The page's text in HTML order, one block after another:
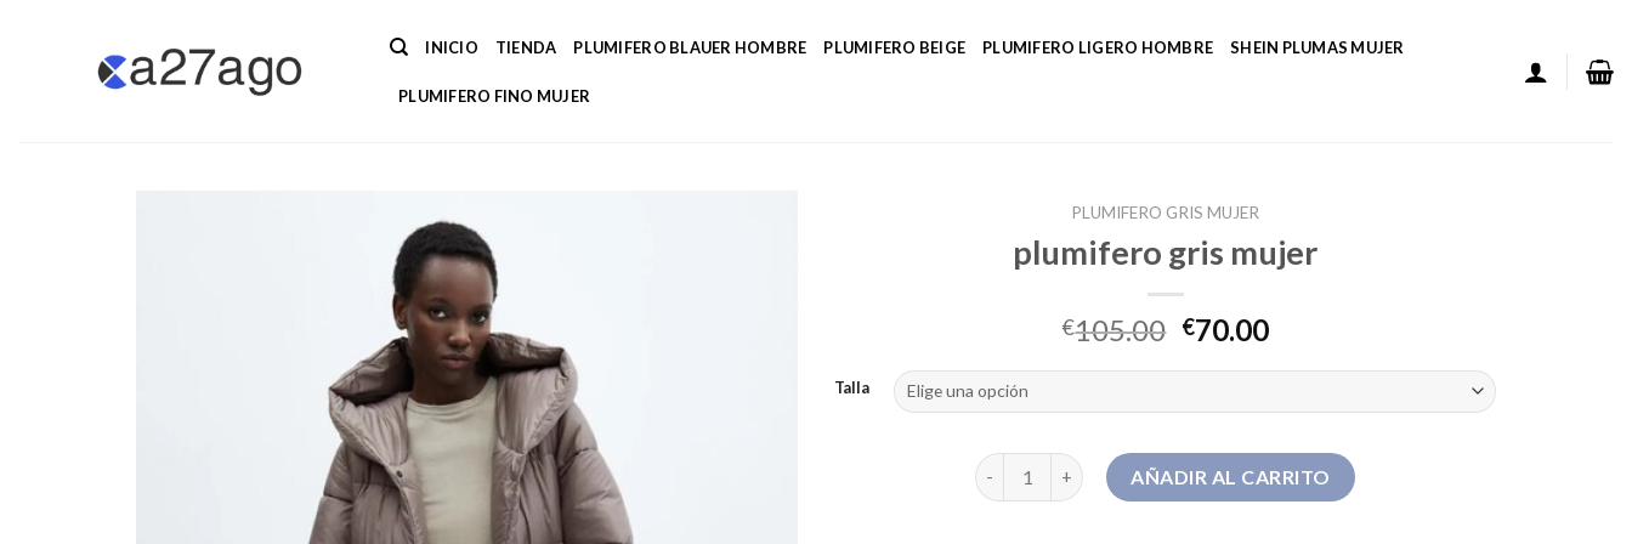
INICIO TIENDA PLUMIFERO BLAUER HOMBRE PLUMIFERO BEIGE PLUMIFERO LIGERO HOMBRE SHEIN PLUMAS MUJER
PLUMIFERO FINO MUJER
PLUMIFERO GRIS MUJER
plumifero gris mujer
€105.00 €70.00
Talla
plumifero gris mujer cantidadAÑADIR AL CARRITO